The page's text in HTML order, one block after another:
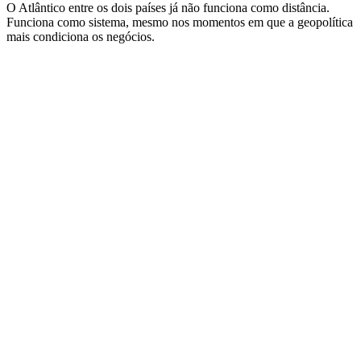
O Atlântico entre os dois países já não funciona como distância.
Funciona como sistema, mesmo nos momentos em que a geopolítica
mais condiciona os negócios.